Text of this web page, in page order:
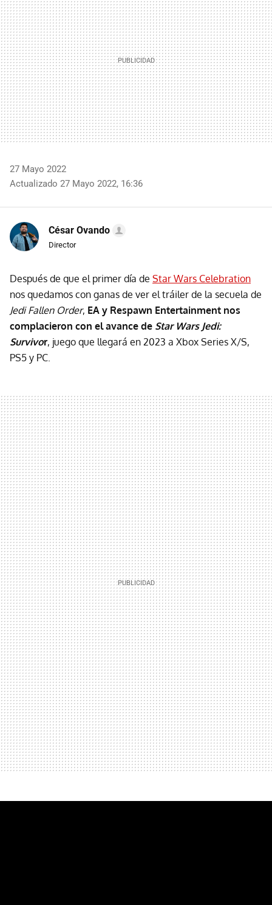
27 Mayo 2022
Actualizado 27 Mayo 2022, 16:36
César Ovando
Director
Después de que el primer día de Star Wars Celebration
nos quedamos con ganas de ver el tráiler de la secuela de
Jedi Fallen Order, EA y Respawn Entertainment nos
complacieron con el avance de Star Wars Jedi:
Survivor, juego que llegará en 2023 a Xbox Series X/S,
PS5 y PC.